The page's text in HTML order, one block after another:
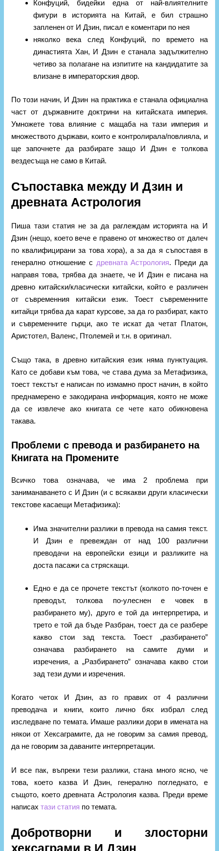
Конфуций, бидейки една от най-влиятелните
фигури в историята на Китай, е бил страшно
запленен от И Дзин, писал е коментари по нея
няколко века след Конфуций, по времето на
династията Хан, И Дзин е станала задължително
четиво за полагане на изпитите на кандидатите за
влизане в императорския двор.
По този начин, И Дзин на практика е станала официална
част от държавните доктрини на китайската империя.
Умножете това влияние с мащаба на тази империя и
множеството държави, които е контролирала/повлияла, и
ще започнете да разбирате защо И Дзин е толкова
вездесъща не само в Китай.
Съпоставка между И Дзин и
древната Астрология
Пиша тази статия не за да раглеждам историята на И
Дзин (нещо, което вече е правено от множество от далеч
по квалифицирани за това хора), а за да я съпоставя в
генерално отношение с древната Астрология. Преди да
направя това, трябва да знаете, че И Дзин е писана на
древно китайски/класически китайски, който е различен
от съвременния китайски език. Тоест съвременните
китайци трябва да карат курсове, за да го разбират, както
и съвременните гърци, ако те искат да четат Платон,
Аристотел, Валенс, Птолемей и т.н. в оригинал.
Също така, в древно китайския език няма пунктуация.
Като се добави към това, че става дума за Метафизика,
тоест текстът е написан по измамно прост начин, в който
преднамерено е закодирана информация, която не може
да се извлече ако книгата се чете като обикновена
такава.
Проблеми с превода и разбирането на
Книгата на Промените
Всичко това означава, че има 2 проблема при
заниманаването с И Дзин (и с всякакви други класически
текстове касаещи Метафизика):
Има значителни разлики в превода на самия текст.
И Дзин е превеждан от над 100 различни
преводачи на европейски езици и разликите на
доста пасажи са стряскащи.
Едно е да се прочете текстът (колкото по-точен е
преводът, толкова по-улеснен е човек в
разбирането му), друго е той да интерпретира, и
трето е той да бъде Разбран, тоест да се разбере
какво стои зад текста. Тоест „разбирането”
означава разбирането на самите думи и
изречения, а „Разбирането” означава какво стои
зад тези думи и изречения.
Когато четох И Дзин, аз го правих от 4 различни
преводача и книги, които лично бях избрал след
изследване по темата. Имаше разлики дори в имената на
някои от Хексаграмите, да не говорим за самия превод,
да не говорим за даваните интерпретации.
И все пак, въпреки тези разлики, стана много ясно, че
това, което казва И Дзин, генерално погледнато, е
същото, което древната Астрология казва. Преди време
написахтази статия по темата.
Добротворни и злосторни
хексаграми в И Дзин